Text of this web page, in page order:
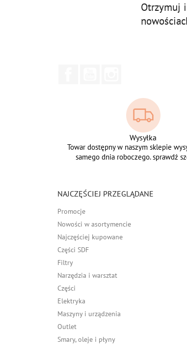
Otrzymuj
Wysyłka
Towar dostępny w naszym sklepie
samego dnia roboczego. sprawdź
NAJCZĘŚCIEJ PRZEGLĄDANE
Promocje
Nowości w asortymencie
Najczęściej kupowane
Części SDF
Filtry
Narzędzia i warsztat
Części
Elektryka
Maszyny i urządzenia
Outlet
Smary, oleje i płyny